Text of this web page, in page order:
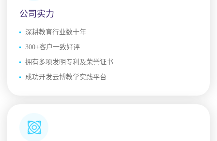
公司实力
深耕教育行业数十年
300+客户一致好评
拥有多项发明专利及荣誉证书
成功开发云博教学实践平台